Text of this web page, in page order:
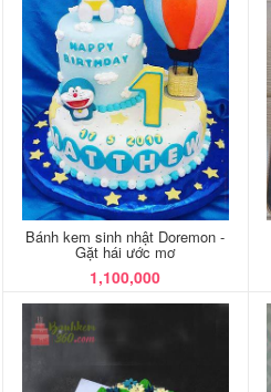
Bánh kem sinh nhật Doremon -
Gặt hái ước mơ
1,100,000